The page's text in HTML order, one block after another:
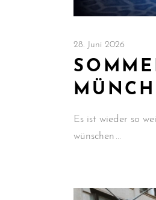
28. Juni 2026
Es ist wieder so
wünschen